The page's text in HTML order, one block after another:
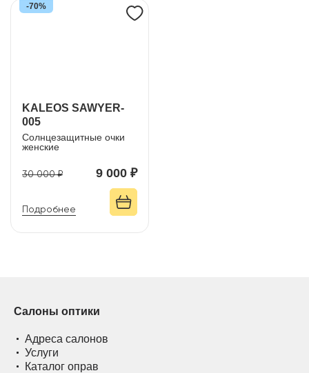
KALEOS SAWYER-
005
Солнцезащитные очки
женские
9 000 ₽
30 000 ₽
Подробнее
-70%
Салоны оптики
Адреса салонов
Услуги
Каталог оправ